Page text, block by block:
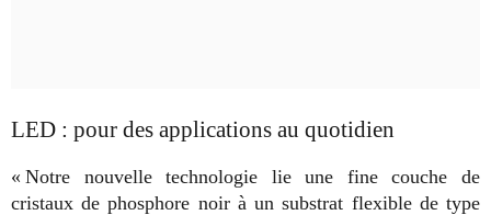
LED : pour des applications au quotidien
« Notre nouvelle technologie lie une fine couche de
cristaux de phosphore noir à un substrat flexible de type